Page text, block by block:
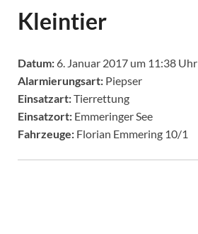
Kleintier
Datum: 6. Januar 2017 um 11:38 Uhr
Alarmierungsart: Piepser
Einsatzart:Tierrettung
Einsatzort: Emmeringer See
Fahrzeuge: Florian Emmering 10/1